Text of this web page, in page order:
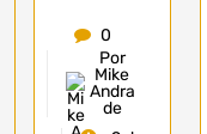
0
Por
Mike
Andra
de